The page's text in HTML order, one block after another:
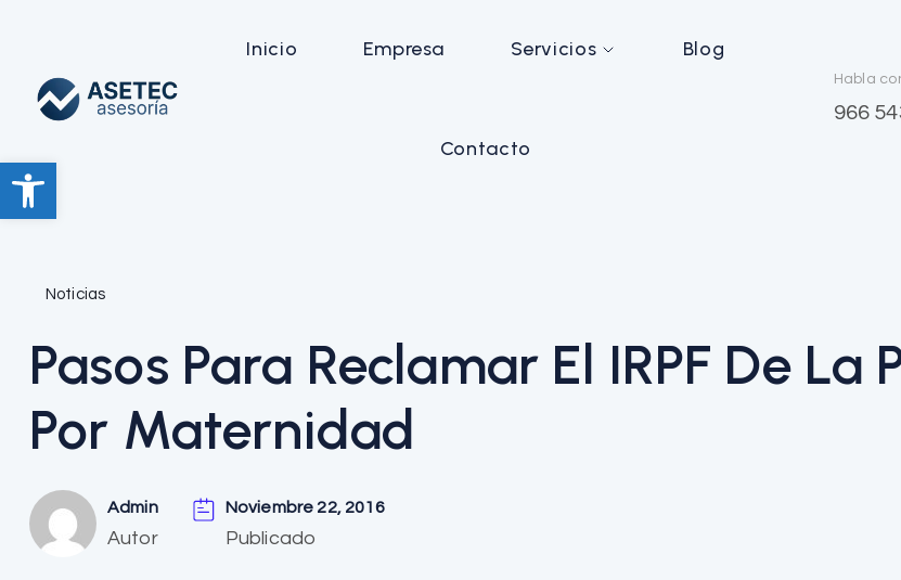
Abrir barra de herramientas
Inicio Empresa Servicios Blog
Contacto
Habla
966
Noticias
Pasos Para Reclamar El IRPF De La
Por Maternidad
Admin
Autor
Noviembre 22, 2016
Publicado